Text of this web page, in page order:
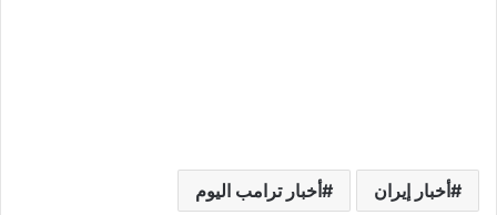
أخبار إيران أخبار ترامب اليوم